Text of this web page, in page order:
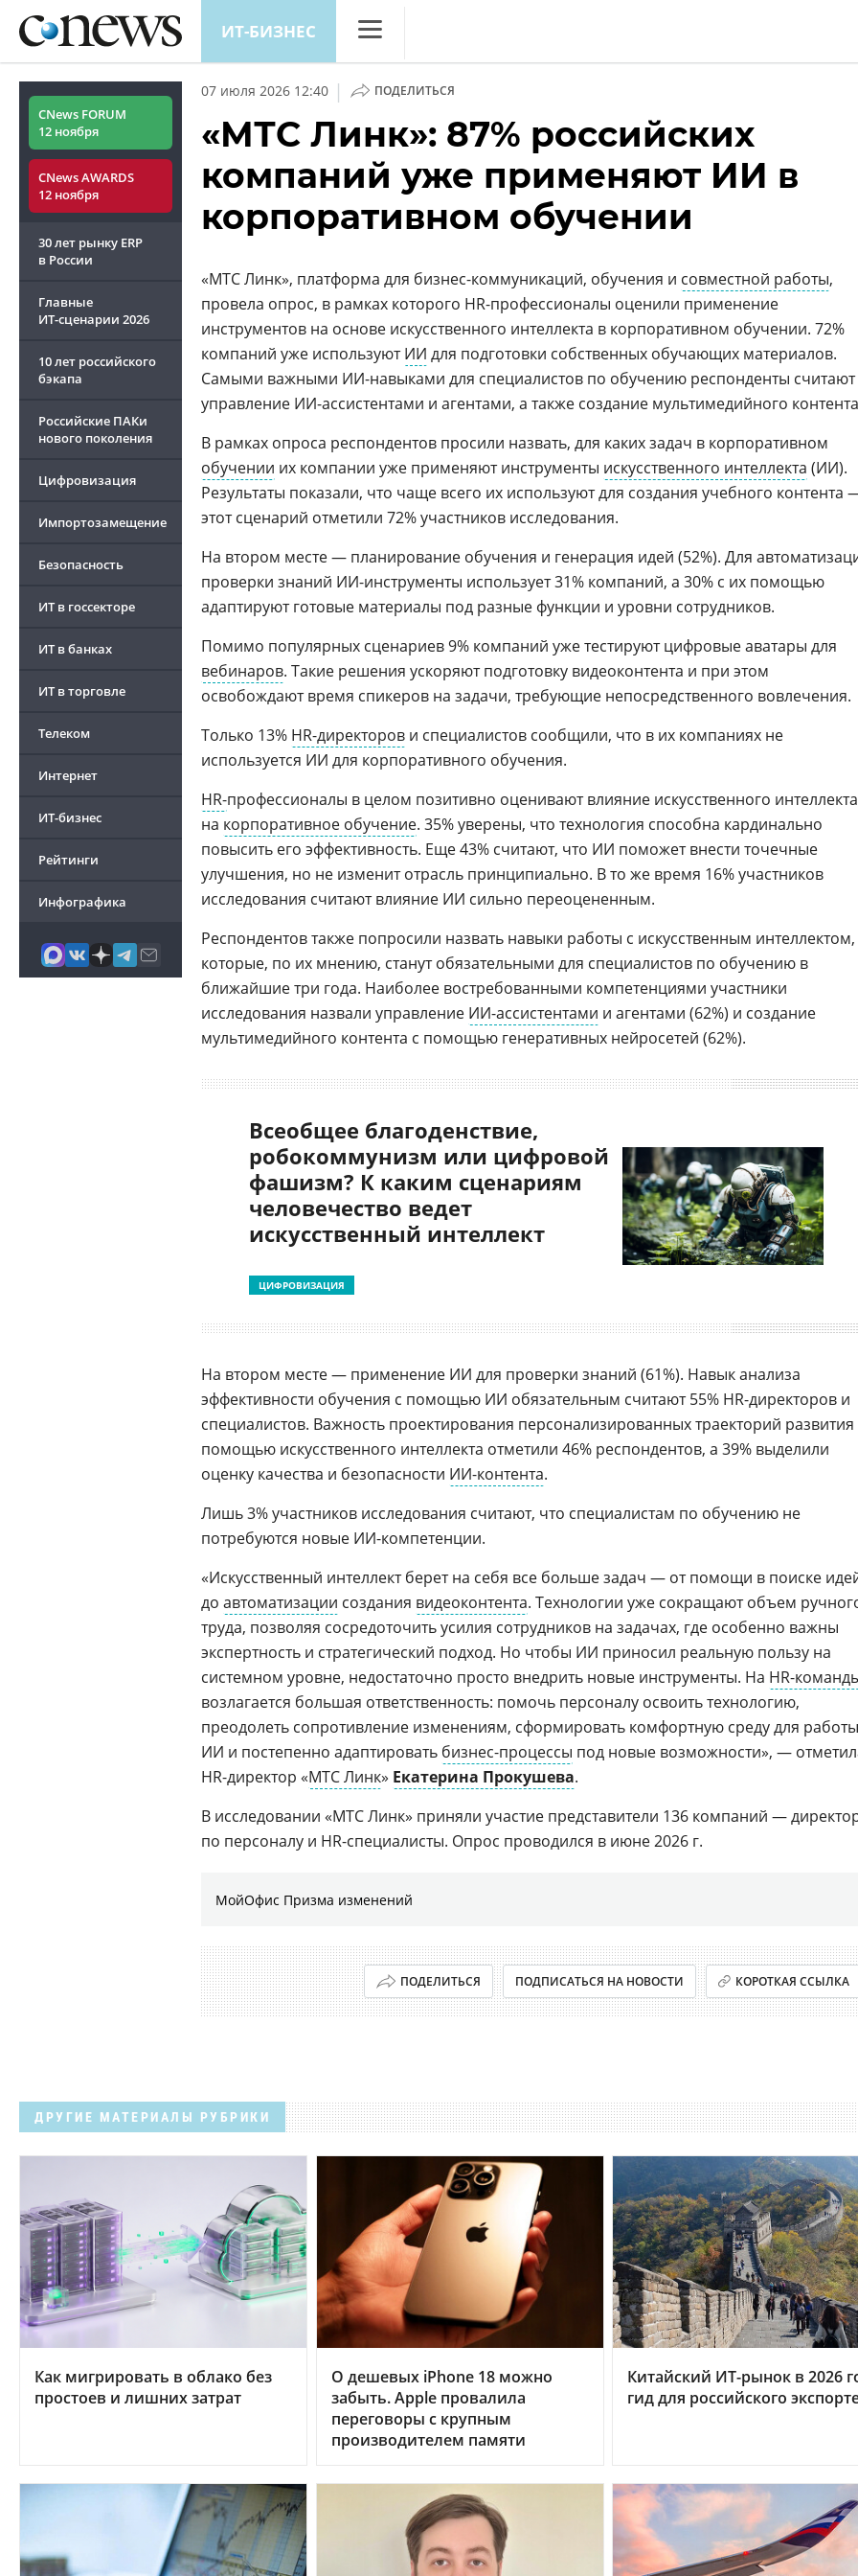
ИТ-БИЗНЕС
Конференции
Маркет
Техника
CNews FORUM
12 ноября
CNews AWARDS
12 ноября
30 лет рынку ERP
в России
Главные
ИТ-сценарии 2026
10 лет российского
бэкапа
Российские ПАКи
нового поколения
Цифровизация
Импортозамещение
Безопасность
ИТ в госсекторе
ИТ в банках
ИТ в торговле
Телеком
Интернет
ИТ-бизнес
Рейтинги
Инфографика
07 июля 2026 12:40 | ПОДЕЛИТЬСЯ
«МТС Линк»: 87% российских
компаний уже применяют ИИ в
корпоративном обучении
«МТС Линк», платформа для бизнес-коммуникаций, обучения и совместной работы,
провела опрос, в рамках которого HR-профессионалы оценили применение
инструментов на основе искусственного интеллекта в корпоративном обучении. 72%
компаний уже используютИИ для подготовки собственных обучающих материалов.
Самыми важными ИИ-навыками для специалистов по обучению респонденты считают
управление ИИ-ассистентами и агентами, а также создание мультимедийного
В рамках опроса респондентов просили назвать, для каких задач в корпоративном
обучении их компании уже применяют инструменты искусственного интеллекта (ИИ).
Результаты показали, что чаще всего их используют для создания учебного контента
этот сценарий отметили 72% участников исследования.
На втором месте — планирование обучения и генерация идей (52%). Для
проверки знаний ИИ-инструменты использует 31% компаний, а 30% с их помощью
адаптируют готовые материалы под разные функции и уровни сотрудников.
Помимо популярных сценариев 9% компаний уже тестируют цифровые аватары для
вебинаров. Такие решения ускоряют подготовку видеоконтента и при этом
освобождают время спикеров на задачи, требующие непосредственного вовлечения.
Только 13% HR-директоров и специалистов сообщили, что в их компаниях не
используется ИИ для корпоративного обучения.
HR-профессионалы в целом позитивно оценивают влияние искусственного интеллекта
на корпоративное обучение. 35% уверены, что технология способна кардинально
повысить его эффективность. Еще 43% считают, что ИИ поможет внести точечные
улучшения, но не изменит отрасль принципиально. В то же время 16% участников
исследования считают влияние ИИ сильно переоцененным.
Респондентов также попросили назвать навыки работы с искусственным интеллектом,
которые, по их мнению, станут обязательными для специалистов по обучению в
ближайшие три года. Наиболее востребованными компетенциями участники
исследования назвали управление ИИ-ассистентами и агентами (62%) и создание
мультимедийного контента с помощью генеративных нейросетей (62%).
Всеобщее благоденствие,
робокоммунизм или цифровой
фашизм? К каким сценариям
человечество ведет
искусственный интеллект
ЦИФРОВИЗАЦИЯ
На втором месте — применение ИИ для проверки знаний (61%). Навык анализа
эффективности обучения с помощью ИИ обязательным считают 55% HR-директоров и
специалистов. Важность проектирования персонализированных траекторий развития
помощью искусственного интеллекта отметили 46% респондентов, а 39% выделили
оценку качества и безопасности ИИ-контента.
Лишь 3% участников исследования считают, что специалистам по обучению не
потребуются новые ИИ-компетенции.
«Искусственный интеллект берет на себя все больше задач — от помощи в поиске
до автоматизации создания видеоконтента. Технологии уже сокращают объем
труда, позволяя сосредоточить усилия сотрудников на задачах, где особенно важны
экспертность и стратегический подход. Но чтобы ИИ приносил реальную пользу на
системном уровне, недостаточно просто внедрить новые инструменты. На HR-
возлагается большая ответственность: помочь персоналу освоить технологию,
преодолеть сопротивление изменениям, сформировать комфортную среду для
ИИ и постепенно адаптировать бизнес-процессы под новые возможности», —
HR-директор «МТС Линк» Екатерина Прокушева.
В исследовании «МТС Линк» приняли участие представители 136 компаний —
по персоналу и HR-специалисты. Опрос проводился в июне 2026 г.
МойОфис Призма изменений
ПОДЕЛИТЬСЯ ПОДПИСАТЬСЯ НА НОВОСТИ КОРОТКАЯ ССЫЛКА
ДРУГИЕ МАТЕРИАЛЫ РУБРИКИ
Как мигрировать в облако без
простоев и лишних затрат
О дешевых iPhone 18 можно
забыть. Apple провалила
переговоры с крупным
производителем памяти
Китайский ИТ-рынок в 2026
гид для российского